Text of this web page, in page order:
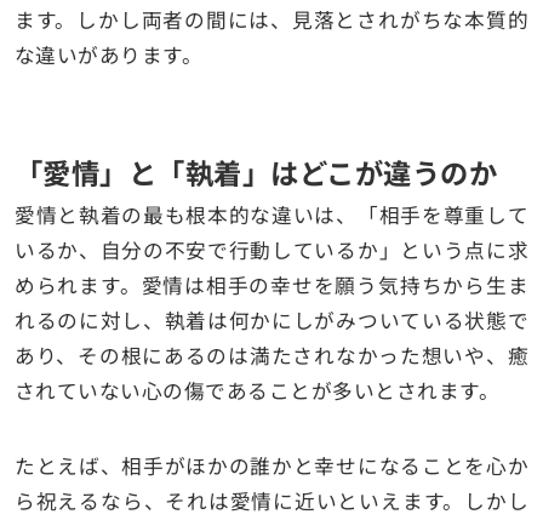
ます。しかし両者の間には、見落とされがちな本質的
な違いがあります。
「愛情」と「執着」はどこが違うのか
愛情と執着の最も根本的な違いは、「相手を尊重して
いるか、自分の不安で行動しているか」という点に求
められます。愛情は相手の幸せを願う気持ちから生ま
れるのに対し、執着は何かにしがみついている状態で
あり、その根にあるのは満たされなかった想いや、癒
されていない心の傷であることが多いとされます。
たとえば、相手がほかの誰かと幸せになることを心か
ら祝えるなら、それは愛情に近いといえます。しかし